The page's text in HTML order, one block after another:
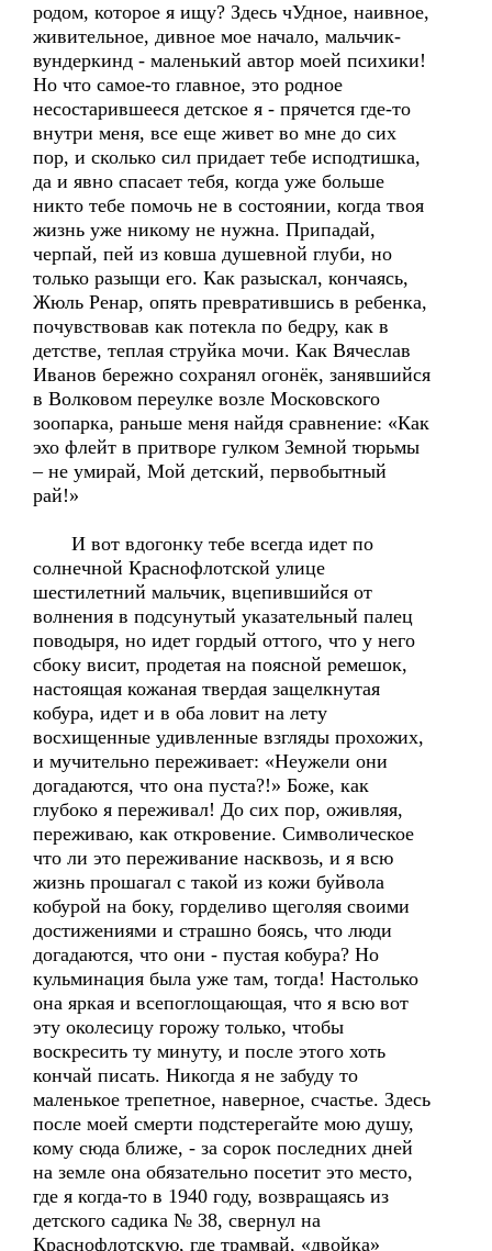
родом, которое я ищу? Здесь чУдное, наивное,
живительное, дивное мое начало, мальчик-
вундеркинд - маленький автор моей психики!
Но что самое-то главное, это родное
несостарившееся детское я - прячется где-то
внутри меня, все еще живет во мне до сих
пор, и сколько сил придает тебе исподтишка,
да и явно спасает тебя, когда уже больше
никто тебе помочь не в состоянии, когда твоя
жизнь уже никому не нужна. Припадай,
черпай, пей из ковша душевной глуби, но
только разыщи его. Как разыскал, кончаясь,
Жюль Ренар, опять превратившись в ребенка,
почувствовав как потекла по бедру, как в
детстве, теплая струйка мочи. Как Вячеслав
Иванов бережно сохранял огонёк, занявшийся
в Волковом переулке возле Московского
зоопарка, раньше меня найдя сравнение: «Как
эхо флейт в притворе гулком Земной тюрьмы
– не умирай, Мой детский, первобытный
рай!»
И вот вдогонку тебе всегда идет по
солнечной Краснофлотской улице
шестилетний мальчик, вцепившийся от
волнения в подсунутый указательный палец
поводыря, но идет гордый оттого, что у него
сбоку висит, продетая на поясной ремешок,
настоящая кожаная твердая защелкнутая
кобура, идет и в оба ловит на лету
восхищенные удивленные взгляды прохожих,
и мучительно переживает: «Неужели они
догадаются, что она пуста?!» Боже, как
глубоко я переживал! До сих пор, оживляя,
переживаю, как откровение. Символическое
что ли это переживание насквозь, и я всю
жизнь прошагал с такой из кожи буйвола
кобурой на боку, горделиво щеголяя своими
достижениями и страшно боясь, что люди
догадаются, что они - пустая кобура? Но
кульминация была уже там, тогда! Настолько
она яркая и всепоглощающая, что я всю вот
эту околесицу горожу только, чтобы
воскресить ту минуту, и после этого хоть
кончай писать. Никогда я не забуду то
маленькое трепетное, наверное, счастье. Здесь
после моей смерти подстерегайте мою душу,
кому сюда ближе, - за сорок последних дней
на земле она обязательно посетит это место,
где я когда-то в 1940 году, возвращаясь из
детского садика № 38, свернул на
Краснофлотскую, где трамвай, «двойка»